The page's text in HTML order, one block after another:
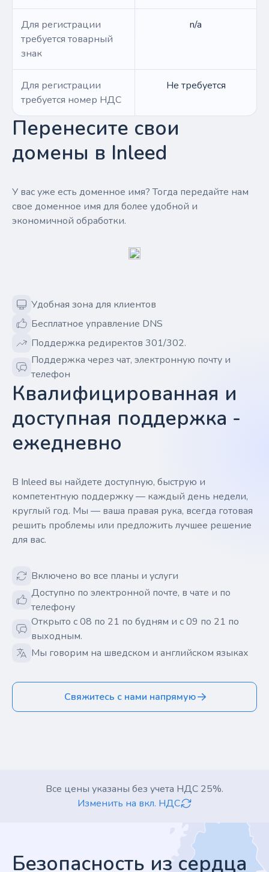
Для регистрации
требуется товарный
знак
n/a
Для регистрации
требуется номер НДС
Не требуется
Перенесите свои
домены в Inleed
У вас уже есть доменное имя? Тогда передайте нам
свое доменное имя для более удобной и
экономичной обработки.
Удобная зона для клиентов
Бесплатное управление DNS
Поддержка редиректов 301/302.
Поддержка через чат, электронную почту и
телефон
Квалифицированная и
доступная поддержка -
ежедневно
В Inleed вы найдете доступную, быструю и
компетентную поддержку — каждый день недели,
круглый год. Мы — ваша правая рука, всегда готовая
решить проблемы или предложить лучшее решение
для вас.
Включено во все планы и услуги
Доступно по электронной почте, в чате и по
телефону
Открыто с 08 по 21 по будням и с 09 по 21 по
выходным.
Мы говорим на шведском и английском языках
Свяжитесь с нами напрямую
Все цены указаны без учета НДС 25%.
Изменить на вкл. НДС
Безопасность из сердца